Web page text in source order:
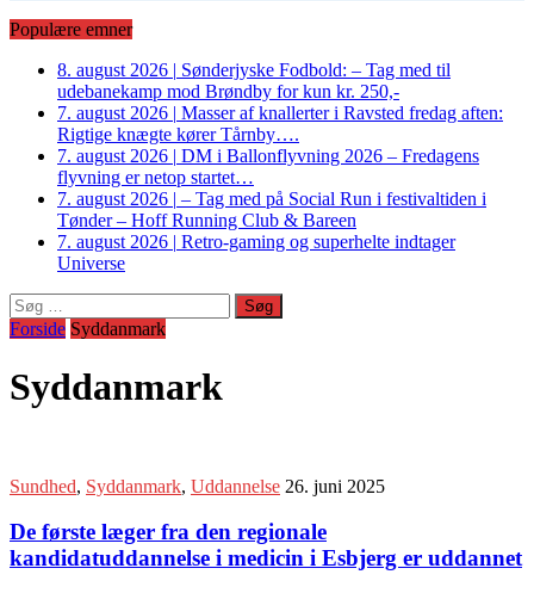
Populære emner
8. august 2026 | Sønderjyske Fodbold: – Tag med til
udebanekamp mod Brøndby for kun kr. 250,-
7. august 2026 | Masser af knallerter i Ravsted fredag aften:
Rigtige knægte kører Tårnby….
7. august 2026 | DM i Ballonflyvning 2026 – Fredagens
flyvning er netop startet…
7. august 2026 | – Tag med på Social Run i festivaltiden i
Tønder – Hoff Running Club & Bareen
7. august 2026 | Retro-gaming og superhelte indtager
Universe
Søg
efter:
Forside Syddanmark
Syddanmark
Sundhed, Syddanmark, Uddannelse 26. juni 2025
De første læger fra den regionale
kandidatuddannelse i medicin i Esbjerg er uddannet